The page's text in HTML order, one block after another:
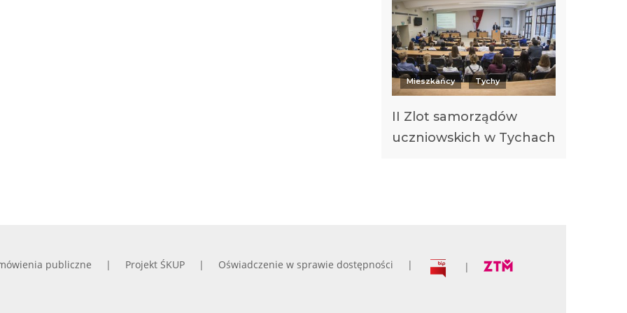
Mieszkańcy Tychy
II Zlot samorządów
uczniowskich w Tychach
publiczne Projekt ŚKUP Oświadczenie w sprawie dostępności